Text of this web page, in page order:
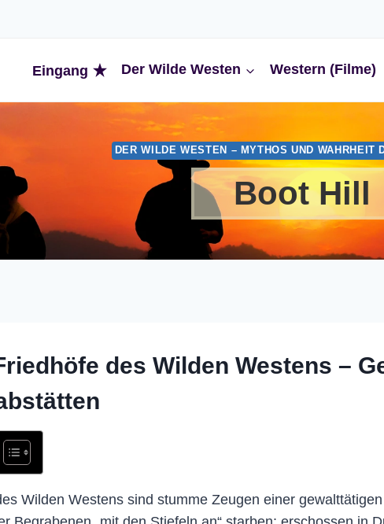
Eingang Der Wilde Westen Western (Filme)
DER WILDE WESTEN – MYTHOS UND WAHRHEIT
Boot Hill
des Wilden Westens –
Wilden Westens sind stumme Zeugen einer